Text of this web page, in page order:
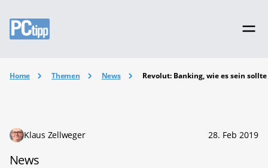
Home Themen News Revolut: Banking, wie es sein sollte
Klaus Zellweger 28. Feb 2019
News